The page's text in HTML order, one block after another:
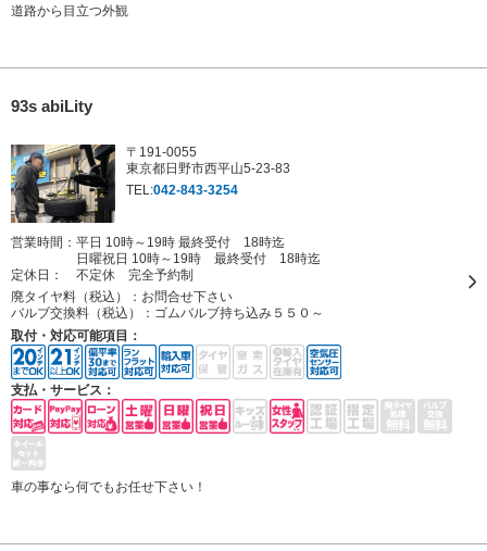
道路から目立つ外観
93s abiLity
〒191-0055
東京都日野市西平山5-23-83
TEL:042-843-3254
営業時間：平日 10時～19時 最終受付 18時迄
日曜祝日 10時～19時 最終受付 18時迄
定休日：
不定休 完全予約制
廃タイヤ料（税込）： お問合せ下さい
バルブ交換料（税込）： ゴムバルブ持ち込み５５０～
取付・対応可能項目：
支払・サービス：
車の事なら何でもお任せ下さい！